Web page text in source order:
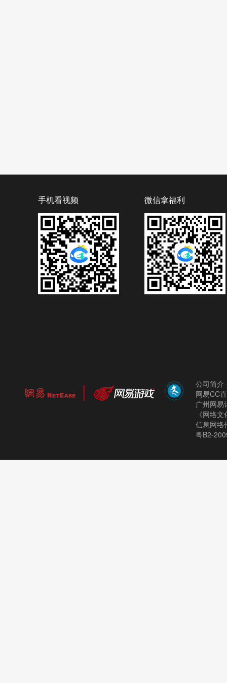
手机看视频 微信拿福利
公司简介
网易CC
广州网
《网络
信息网络
粤B2-